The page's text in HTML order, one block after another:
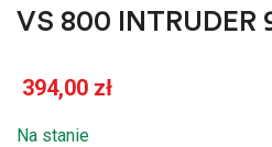
VS 800 INTRUDER
394,00 zł
Na stanie